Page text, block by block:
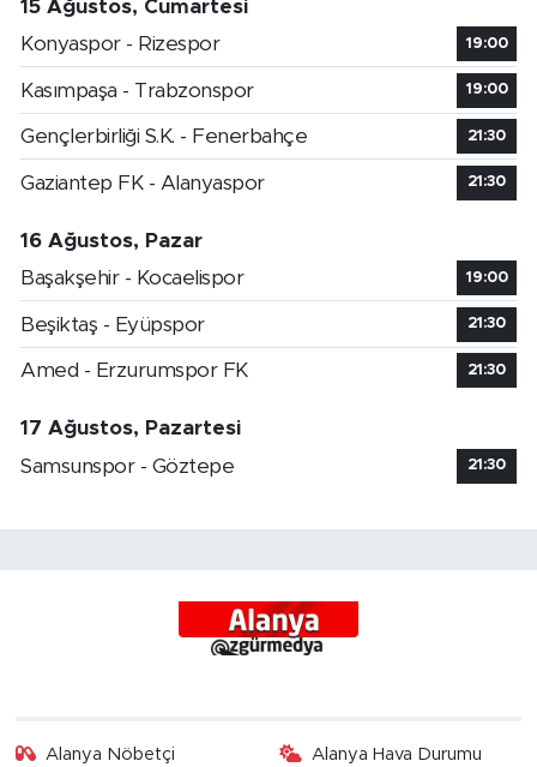
15 Ağustos, Cumartesi
Konyaspor - Rizespor
19:00
Kasımpaşa - Trabzonspor 19:00
Gençlerbirliği S.K. - Fenerbahçe 21:30
Gaziantep FK - Alanyaspor 21:30
16 Ağustos, Pazar
Başakşehir - Kocaelispor
19:00
Beşiktaş - Eyüpspor 21:30
Amed - Erzurumspor FK 21:30
17 Ağustos, Pazartesi
Samsunspor - Göztepe
21:30
Alanya Nöbetçi
Alanya Hava Durumu